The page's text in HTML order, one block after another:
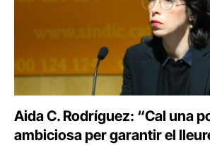
Aida C. Rodríguez: “Cal una
ambiciosa per garantir el